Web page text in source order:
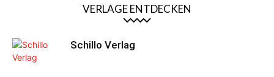
VERLAGE ENTDECKEN
Schillo Verlag